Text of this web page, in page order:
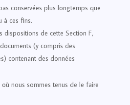
conservées plus longtemps que
à ces fins.
dispositions de cette Section F,
(y compris des
contenant des données
où nous sommes tenus de le faire